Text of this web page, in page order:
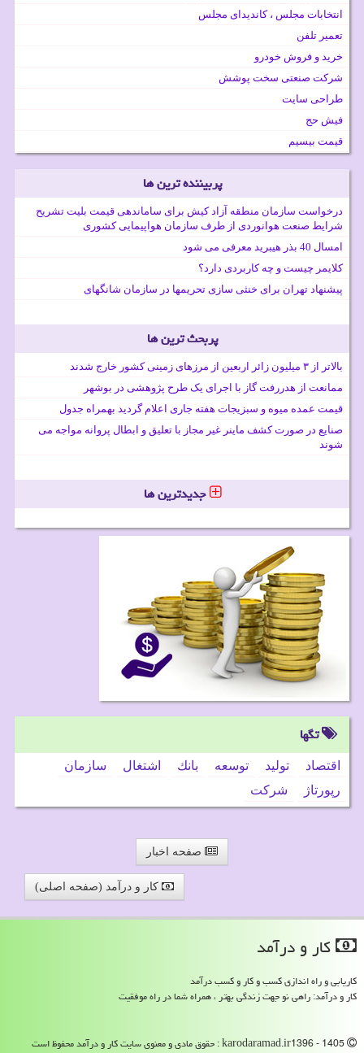
انتخابات مجلس ، کاندیدای مجلس
تعمیر تلفن
خرید و فروش خودرو
شرکت صنعتی سخت پوشش
طراحی سایت
فیش حج
قیمت بیسیم
پربیننده ترین ها
درخواست سازمان منطقه آزاد کیش برای ساماندهی قیمت بلیت تشریح
شرایط صنعت هوانوردی از طرف سازمان هواپیمایی کشوری
امسال 40 بذر هیبرید معرفی می شود
کلایمر چیست و چه کاربردی دارد؟
پیشنهاد تهران برای خنثی سازی تحریمها در سازمان شانگهای
پربحث ترین ها
بالاتر از ۳ میلیون زائر اربعین از مرزهای زمینی کشور خارج شدند
ممانعت از هدررفت گاز با اجرای یک طرح پژوهشی در بوشهر
قیمت عمده میوه و سبزیجات هفته جاری اعلام گردید بهمراه جدول
صنایع در صورت کشف ماینر غیر مجاز با تعلیق و ابطال پروانه مواجه می
شوند
جدیدترین ها
تگها
اقتصاد تولید توسعه بانك اشتغال
سازمان
رپورتاژ
شركت
صفحه اخبار
کار و درآمد (صفحه اصلی)
كار و درآمد
کاریابی و راه اندازی کسب و کار و کسب درآمد
کار و درآمد: راهی نو جهت زندگی بهتر ، همراه شما در راه موفقیت